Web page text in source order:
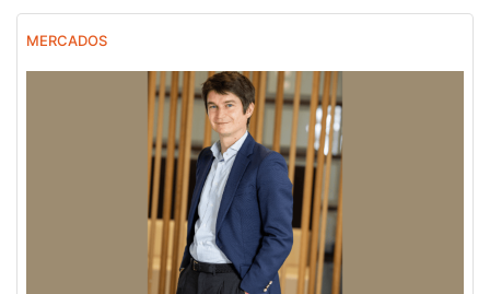
MERCADOS